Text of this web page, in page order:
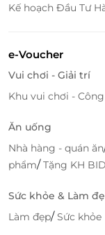
Kế hoạch Đầu Tư
e-Voucher
Vui chơi - Giải trí
Khu vui chơi -
Ăn uống
Nhà hàng - quán ăn
phẩm/Tặng KH
Sức khỏe & Làm
Làm đẹp/Sức khỏe